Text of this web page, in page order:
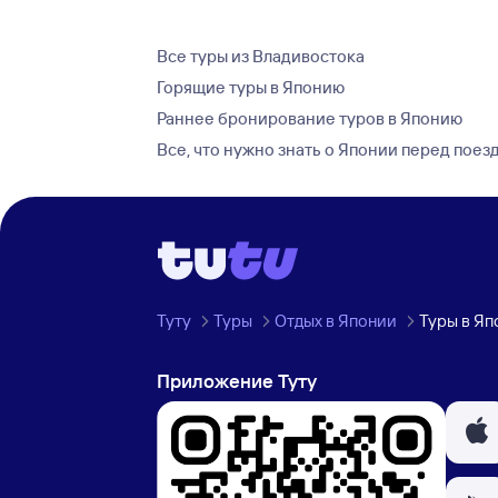
Все туры из Владивостока
Горящие туры в Японию
Раннее бронирование туров в Японию
Все, что нужно знать о Японии перед
Туту Туры Отдых в Японии Туры в
Приложение Туту